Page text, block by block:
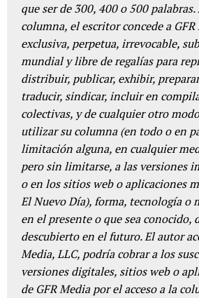
que ser de 300, 400 o 500
columna, el escritor concede a
exclusiva, perpetua, irrevocable,
mundial y libre de regalías para
distribuir, publicar, exhibir,
traducir, sindicar, incluir en
colectivas, y de cualquier otro
utilizar su columna (en todo o en
limitación alguna, en cualquier
pero sin limitarse, a las versiones
o en los sitios web o aplicaciones
El Nuevo Día), forma, tecnología o
en el presente o que sea conocido,
descubierto en el futuro. El autor
Media, LLC, podría cobrar a los
versiones digitales, sitios web o
de GFR Media por el acceso a la